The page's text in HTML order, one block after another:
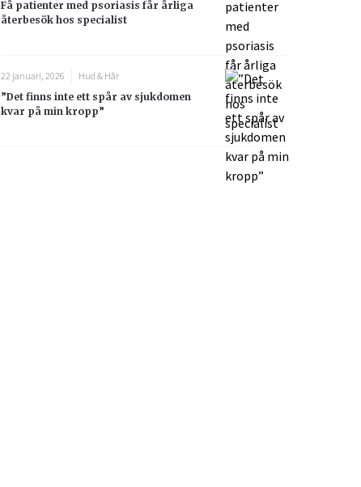
Få patienter med psoriasis får årliga
återbesök hos specialist
22 januari, 2026
Hud & Hår
”Det finns inte ett spår av sjukdomen
kvar på min kropp”